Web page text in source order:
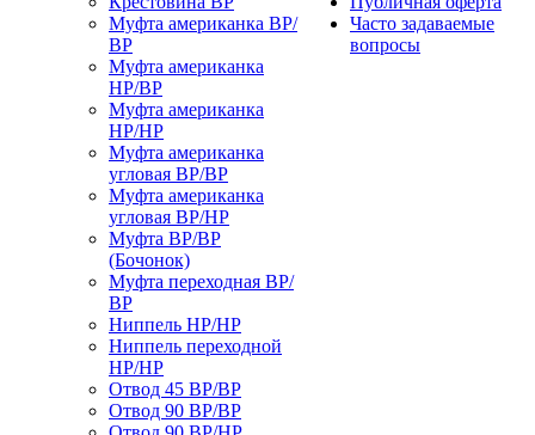
Муфта американка ВР/
ВР
Муфта американка
НР/ВР
Муфта американка
НР/НР
Муфта американка
угловая ВР/ВР
Муфта американка
угловая ВР/НР
Муфта ВР/ВР
(Бочонок)
Муфта переходная ВР/
ВР
Ниппель НР/НР
Ниппель переходной
НР/НР
Отвод 45 ВР/ВР
Отвод 90 ВР/ВР
Часто задаваемые
вопросы